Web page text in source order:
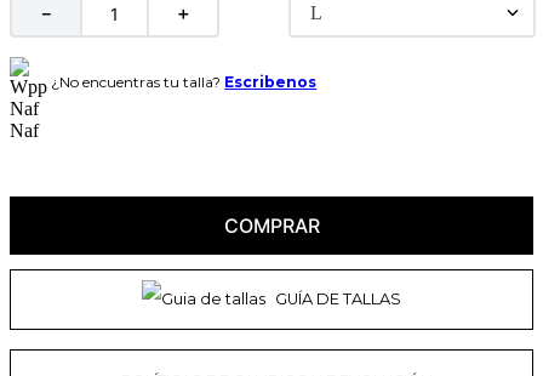
＋
－ L
¿No encuentras tu talla? Escribenos
COMPRAR
GUÍA DE TALLAS